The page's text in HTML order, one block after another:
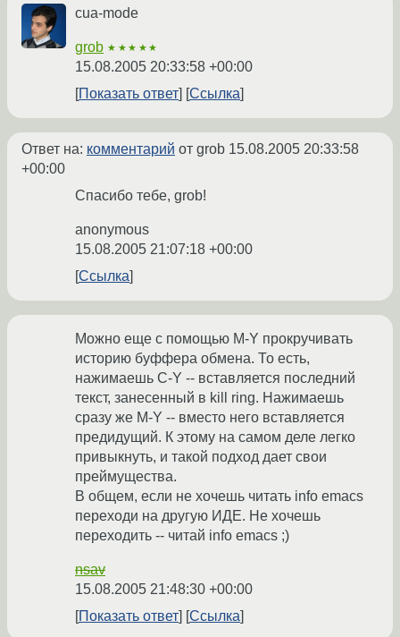
cua-mode
grob ★★★★★
15.08.2005 20:33:58 +00:00
Показать ответ
Ссылка
Ответ на: комментарий от grob 15.08.2005 20:33:58
+00:00
Спасибо тебе, grob!
anonymous
15.08.2005 21:07:18 +00:00
Ссылка
Можно еще с помощью M-Y прокручивать
историю буффера обмена. То есть,
нажимаешь C-Y -- вставляется последний
текст, занесенный в kill ring. Нажимаешь
сразу же M-Y -- вместо него вставляется
предидущий. К этому на самом деле легко
привыкнуть, и такой подход дает свои
преймущества.
В общем, если не хочешь читать info emacs
переходи на другую ИДЕ. Не хочешь
переходить -- читай info emacs ;)
nsav
15.08.2005 21:48:30 +00:00
Показать ответ
Ссылка